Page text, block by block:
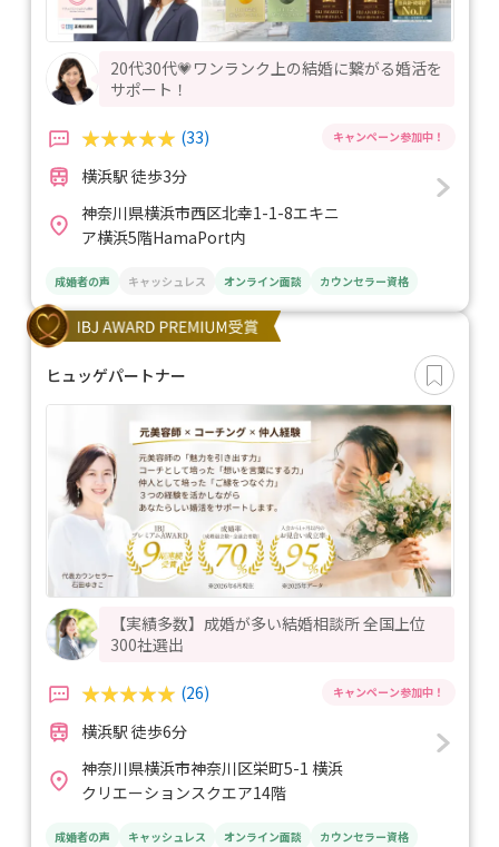
20代30代💗ワンランク上の結婚に繋がる婚活を
サポート！
(33)
横浜駅 徒歩3分
神奈川県横浜市西区北幸1-1-8エキニ
ア横浜5階HamaPort内
成婚者の声 キャッシュレス オンライン面談 カウンセラー資格
ヒュッゲパートナー
【実績多数】成婚が多い結婚相談所 全国上位
300社選出
(26)
横浜駅 徒歩6分
神奈川県横浜市神奈川区栄町5-1 横浜
クリエーションスクエア14階
成婚者の声 キャッシュレス オンライン面談 カウンセラー資格